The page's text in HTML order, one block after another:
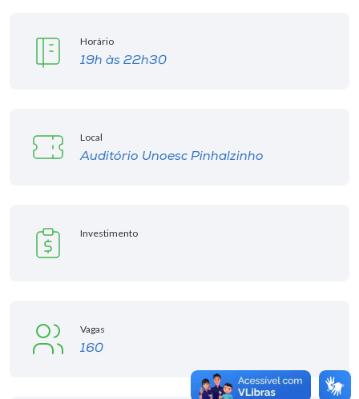
Horário
19h às 22h30
Local
Auditório Unoesc Pinhalzinho
Investimento
Vagas
160